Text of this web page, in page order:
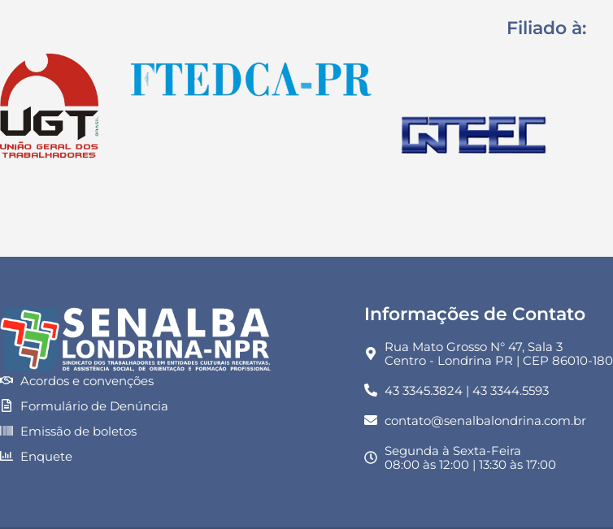
Filiado à:
Acordos e convenções
Formulário de Denúncia
Emissão de boletos
Enquete
Informações de Contato
Rua Mato Grosso N° 47, Sala 3
Centro - Londrina PR | CEP 86010-180
43 3345.3824 | 43 3344.5593
contato@senalbalondrina.com.br
Segunda à Sexta-Feira
08:00 às 12:00 | 13:30 às 17:00